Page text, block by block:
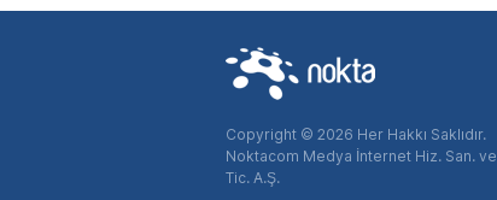
Copyright © 2026 Her Hakkı Saklıdır.
Noktacom Medya İnternet Hiz. San. ve
Tic. A.Ş.